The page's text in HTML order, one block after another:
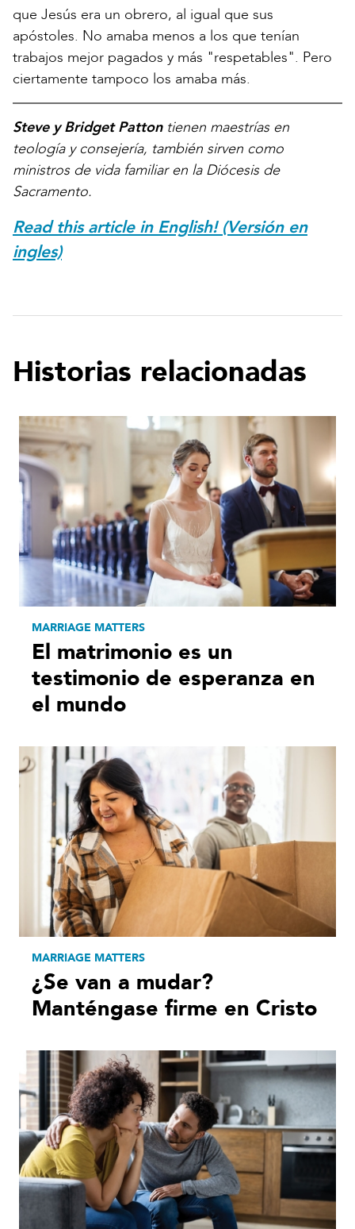
que Jesús era un obrero, al igual que sus
apóstoles. No amaba menos a los que tenían
trabajos mejor pagados y más "respetables". Pero
ciertamente tampoco los amaba más.
Steve y Bridget Pattontienen maestrías en
teología y consejería, también sirven como
ministros de vida familiar en la Diócesis de
Sacramento.
Read this article in English! (Versión en
ingles)
Historias relacionadas
MARRIAGE MATTERS
El matrimonio es un
testimonio de esperanza en
el mundo
MARRIAGE MATTERS
¿Se van a mudar?
Manténgase firme en Cristo